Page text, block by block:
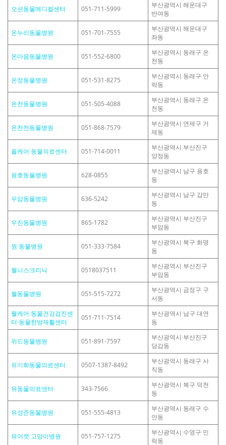
오션동물메디컬센터 051-711-5999
부산광역시 해운대구
반여동
온누리동물병원 051-701-7555
부산광역시 해운대구
좌동
온마음동물병원 051-552-6800
부산광역시 동래구 온
천동
온정동물병원 051-531-8275
부산광역시 동래구 안
락동
온천동물병원 051-505-4088
부산광역시 동래구 온
천동
온천천동물병원 051-868-7579
부산광역시 연제구 거
제동
올케어 동물의료센터 051-714-0011
부산광역시 부산진구
양정동
용호동물병원 628-0855
부산광역시 남구 용호
동
우암동물병원 636-5242
부산광역시 남구 감만
동
우진동물병원 865-1782
부산광역시 부산진구
부암동
원 동물병원 051-333-7584
부산광역시 북구 화명
동
웰니스크리닉 0518037511
부산광역시 부산진구
부암동
웰동물병원 051-515-7272
부산광역시 금정구 구
서동
웰케어 동물건강검진센
터·동물한방재활센터
051-711-7514
부산광역시 남구 대연
동
위드동물병원 051-891-7597
부산광역시 부산진구
당감동
유기화동물의료센터 0507-1387-8492
부산광역시 동래구 사
직동
유동물의료센터 343-7566
부산광역시 북구 덕천
동
유성준동물병원 051-555-4813
부산광역시 동래구 수
안동
유어캣 고양이병원 051-757-1275
부산광역시 수영구 민
락동